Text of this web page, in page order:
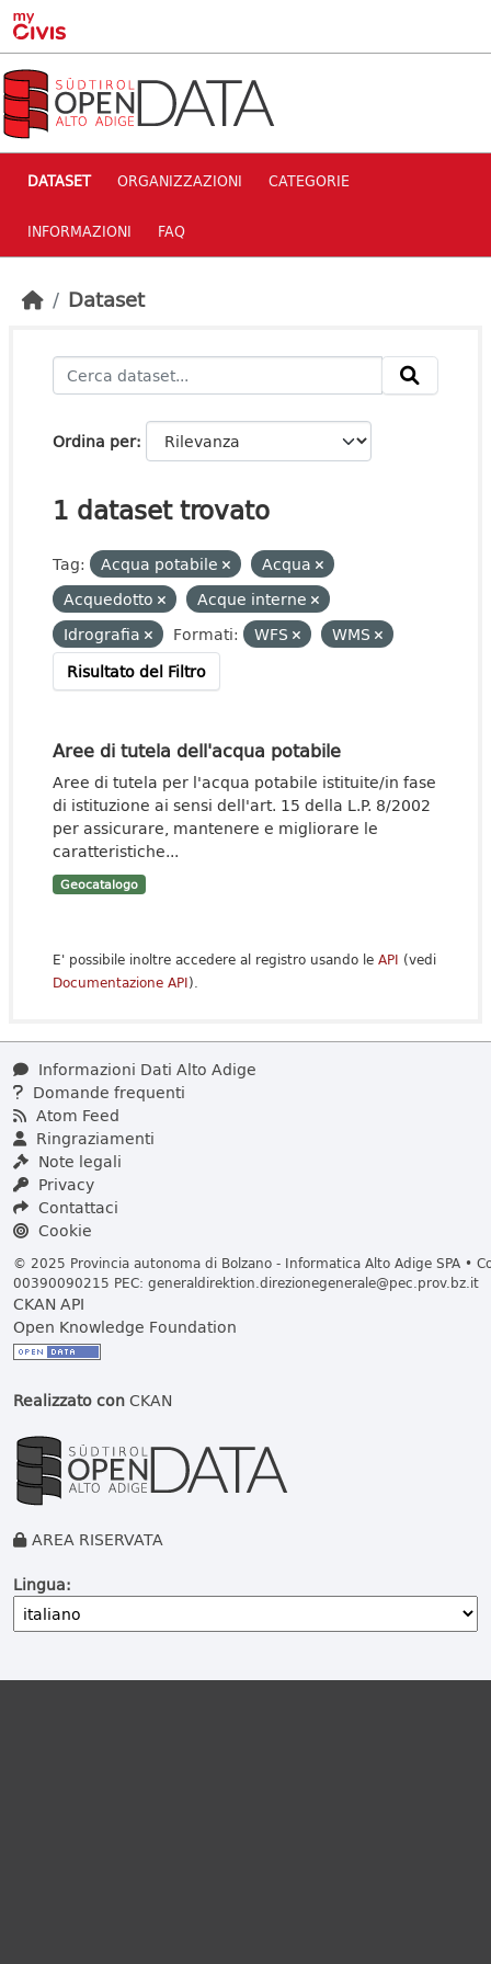
Skip to main content
DATASET ORGANIZZAZIONI CATEGORIE
INFORMAZIONI FAQ
Dataset
Ordina per
1 dataset trovato
Tag: Acqua potabile
Acqua
Acquedotto
Acque interne
Idrografia
Formati: WFS
WMS
Risultato del Filtro
Aree di tutela dell'acqua potabile
Aree di tutela per l'acqua potabile istituite/in fase
di istituzione ai sensi dell'art. 15 della L.P. 8/2002
per assicurare, mantenere e migliorare le
caratteristiche...
Geocatalogo
E' possibile inoltre accedere al registro usando le API (vedi
Documentazione API).
Informazioni Dati Alto Adige
Domande frequenti
Atom Feed
Ringraziamenti
Note legali
Privacy
Contattaci
Cookie
© 2025 Provincia autonoma di Bolzano - Informatica Alto Adige SPA •
00390090215 PEC: generaldirektion.direzionegenerale@pec.prov.bz.it
CKAN API
Open Knowledge Foundation
Realizzato conCKAN
AREA RISERVATA
Lingua